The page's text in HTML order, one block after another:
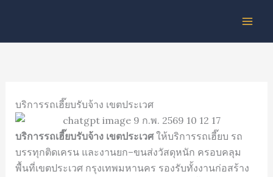
content
บริการรถเฮี๊ยบรับจ้าง เขตประเวศ
บริการรถเฮี๊ยบรับจ้าง เขตประเวศให้บริการรถเฮี๊ยบ รถ
บรรทุกติดเครน และงานยก–ขนส่งวัสดุหนัก ครอบคลุม
พื้นที่เขตประเวศ กรุงเทพมหานคร รองรับทั้งงานก่อสร้าง